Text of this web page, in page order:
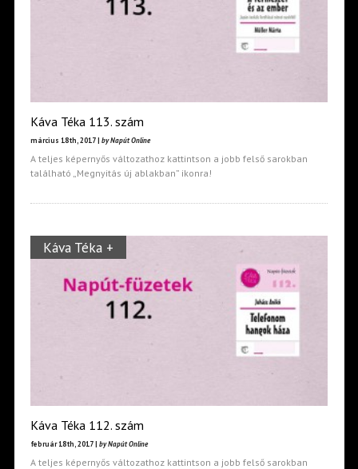
Káva Téka 113. szám
március 18th, 2017 | by Napút Online
A teljes képernyős változathoz kattintson a jobb felső sarokban
található „Megnyitás új ablakban” ikonra!
Káva Téka +
Káva Téka 112. szám
február 18th, 2017 | by Napút Online
A teljes képernyős változathoz kattintson a jobb felső sarokban